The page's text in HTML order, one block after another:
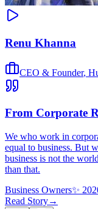
Renu Khanna
CEO & Founder,
From Corporate
We who work in
equal to business. But
business is not the
than that.
Business Owners✨
Read Story→